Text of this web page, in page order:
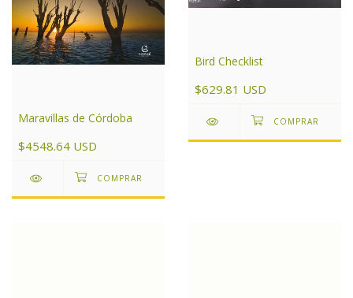
Maravillas de Córdoba
$4548.64 USD
Bird Checklist
$629.81 USD